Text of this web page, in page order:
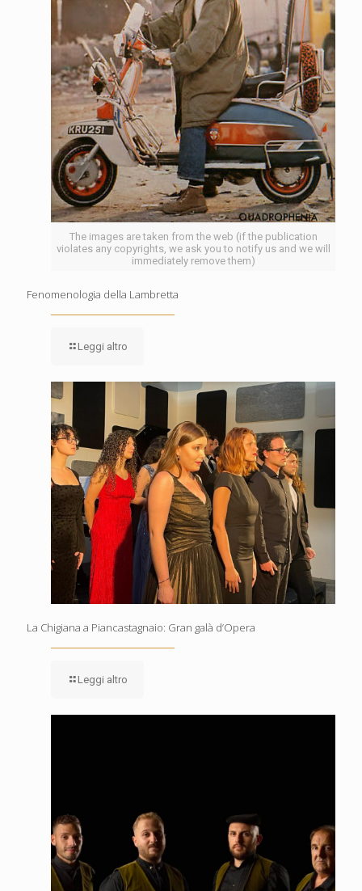
The images are taken from the web (if the publication
violates any copyrights, we ask you to notify us and we will
immediately remove them)
Fenomenologia della Lambretta
Leggi altro
La Chigiana a Piancastagnaio: Gran galà d’Opera
Leggi altro